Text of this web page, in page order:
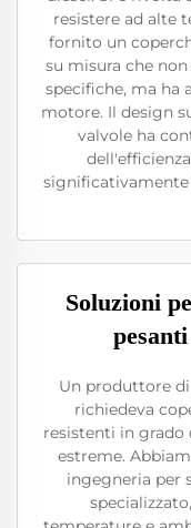
resistere ad alte
fornito un
su misura che
specifiche, ma ha
motore. Il design
valvole ha
Soluzioni
Un produttore
richiedeva
resistenti in grado
estreme.
ingegneria per